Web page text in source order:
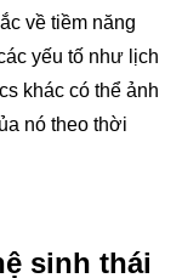
về tiềm năng
yếu tố như lịch
khác có thể ảnh
nó theo thời
sinh thái